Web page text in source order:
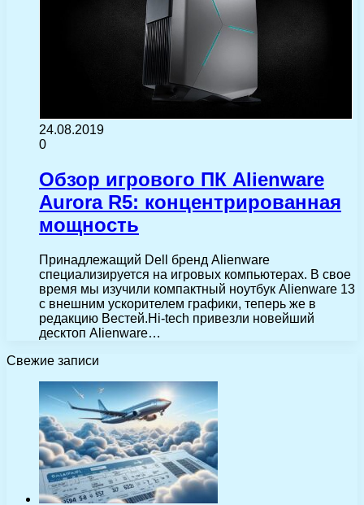
24.08.2019
0
Обзор игрового ПК Alienware
Aurora R5: концентрированная
мощность
Принадлежащий Dell бренд Alienware
специализируется на игровых компьютерах. В свое
время мы изучили компактный ноутбук Alienware 13
с внешним ускорителем графики, теперь же в
редакцию Вестей.Hi-tech привезли новейший
десктоп Alienware…
Свежие записи